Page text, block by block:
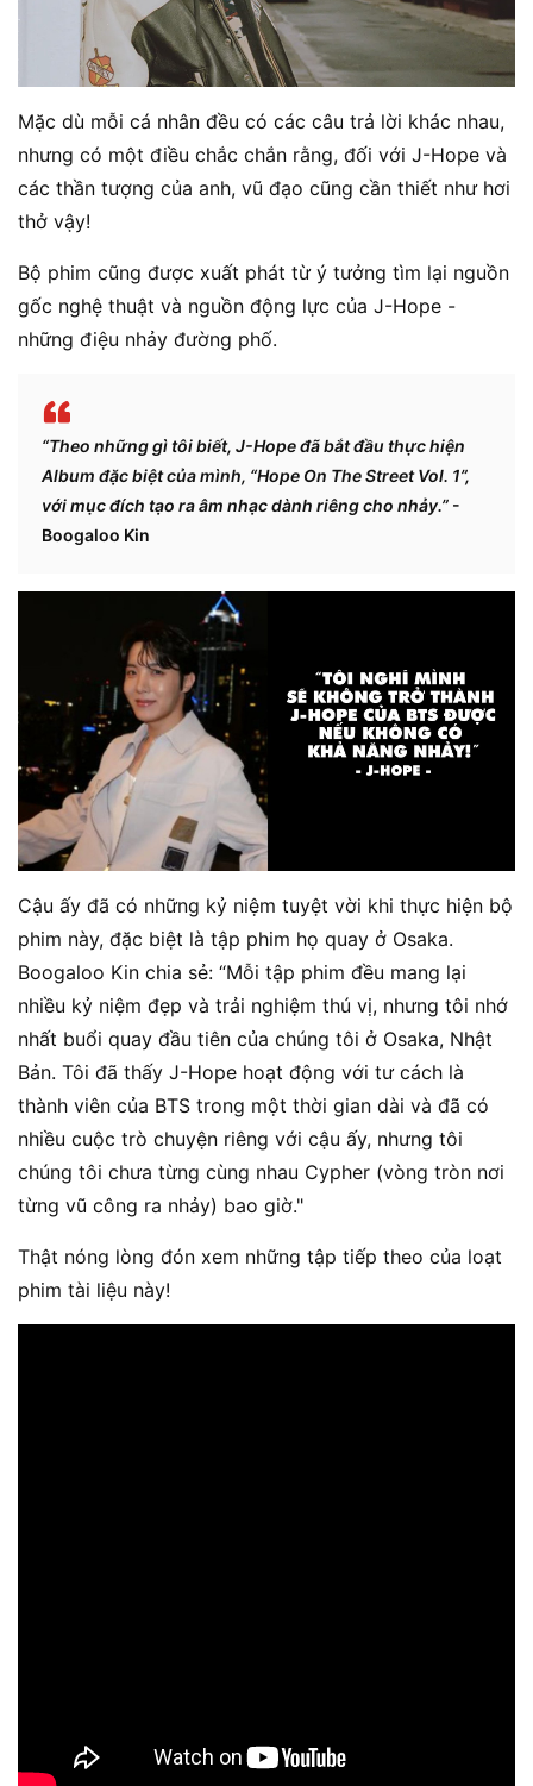
Mặc dù mỗi cá nhân đều có các câu trả lời khác nhau,
nhưng có một điều chắc chắn rằng, đối với J-Hope và
các thần tượng của anh, vũ đạo cũng cần thiết như hơi
thở vậy!
Bộ phim cũng được xuất phát từ ý tưởng tìm lại nguồn
gốc nghệ thuật và nguồn động lực của J-Hope -
những điệu nhảy đường phố.
“Theo những gì tôi biết, J-Hope đã bắt đầu thực hiện
Album đặc biệt của mình, “Hope On The Street Vol. 1”,
với mục đích tạo ra âm nhạc dành riêng cho nhảy.” -
Boogaloo Kin
Cậu ấy đã có những kỷ niệm tuyệt vời khi thực hiện bộ
phim này, đặc biệt là tập phim họ quay ở Osaka.
Boogaloo Kin chia sẻ: “Mỗi tập phim đều mang lại
nhiều kỷ niệm đẹp và trải nghiệm thú vị, nhưng tôi nhớ
nhất buổi quay đầu tiên của chúng tôi ở Osaka, Nhật
Bản. Tôi đã thấy J-Hope hoạt động với tư cách là
thành viên của BTS trong một thời gian dài và đã có
nhiều cuộc trò chuyện riêng với cậu ấy, nhưng tôi
chúng tôi chưa từng cùng nhau Cypher (vòng tròn nơi
từng vũ công ra nhảy) bao giờ."
Thật nóng lòng đón xem những tập tiếp theo của loạt
phim tài liệu này!